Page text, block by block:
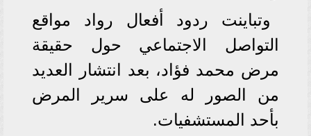
وتباينت ردود أفعال رواد مواقع
التواصل الاجتماعي حول حقيقة
مرض محمد فؤاد، بعد انتشار العديد
من الصور له على سرير المرض
بأحد المستشفيات.